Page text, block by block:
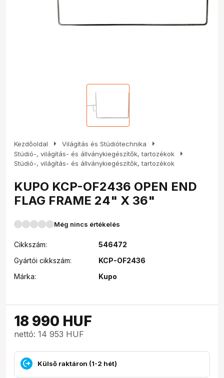
Kezdőoldal arrow_right Világítás és Stúdiótechnika arrow_right
Stúdió-, világítás- és állványkiegészítők, tartozékok arrow_right
Stúdió-, világítás- és állványkiegészítők, tartozékok
KUPO KCP-OF2436 OPEN END
FLAG FRAME 24" X 36"
Még nincs értékelés
Cikkszám:
546472
Gyártói cikkszám:
KCP-OF2436
Márka:
Kupo
18 990 HUF
nettó: 14 953 HUF
Külső raktáron (1-2 hét)